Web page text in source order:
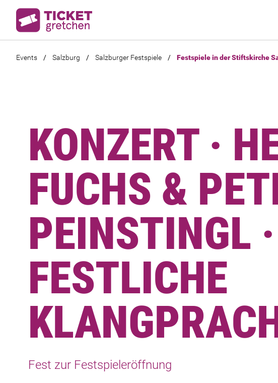
Events / Salzburg / Salzburger Festspiele / Festspiele in der Stiftskirche
KONZERT ·
FUCHS &
PEINSTINGL ·
FESTLICHE
Fest zur Festspieleröffnung